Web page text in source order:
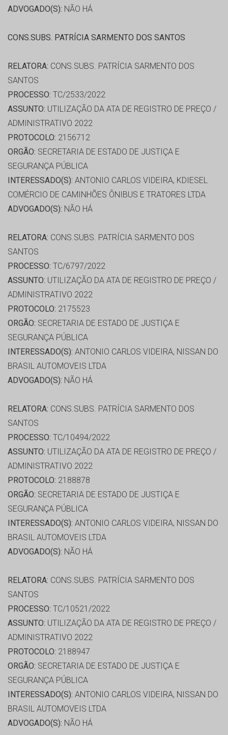
ADVOGADO(S): NÃO HÁ
CONS.SUBS. PATRÍCIA SARMENTO DOS SANTOS
RELATORA: CONS.SUBS. PATRÍCIA SARMENTO DOS
SANTOS
PROCESSO: TC/2533/2022
ASSUNTO: UTILIZAÇÃO DA ATA DE REGISTRO DE PREÇO /
ADMINISTRATIVO 2022
PROTOCOLO: 2156712
ORGÃO: SECRETARIA DE ESTADO DE JUSTIÇA E
SEGURANÇA PÚBLICA
INTERESSADO(S): ANTONIO CARLOS VIDEIRA, KDIESEL
COMÉRCIO DE CAMINHÕES ÔNIBUS E TRATORES LTDA
ADVOGADO(S): NÃO HÁ
RELATORA: CONS.SUBS. PATRÍCIA SARMENTO DOS
SANTOS
PROCESSO: TC/6797/2022
ASSUNTO: UTILIZAÇÃO DA ATA DE REGISTRO DE PREÇO /
ADMINISTRATIVO 2022
PROTOCOLO: 2175523
ORGÃO: SECRETARIA DE ESTADO DE JUSTIÇA E
SEGURANÇA PÚBLICA
INTERESSADO(S): ANTONIO CARLOS VIDEIRA, NISSAN DO
BRASIL AUTOMOVEIS LTDA
ADVOGADO(S): NÃO HÁ
RELATORA: CONS.SUBS. PATRÍCIA SARMENTO DOS
SANTOS
PROCESSO: TC/10494/2022
ASSUNTO: UTILIZAÇÃO DA ATA DE REGISTRO DE PREÇO /
ADMINISTRATIVO 2022
PROTOCOLO: 2188878
ORGÃO: SECRETARIA DE ESTADO DE JUSTIÇA E
SEGURANÇA PÚBLICA
INTERESSADO(S): ANTONIO CARLOS VIDEIRA, NISSAN DO
BRASIL AUTOMOVEIS LTDA
ADVOGADO(S): NÃO HÁ
RELATORA: CONS.SUBS. PATRÍCIA SARMENTO DOS
SANTOS
PROCESSO: TC/10521/2022
ASSUNTO: UTILIZAÇÃO DA ATA DE REGISTRO DE PREÇO /
ADMINISTRATIVO 2022
PROTOCOLO: 2188947
ORGÃO: SECRETARIA DE ESTADO DE JUSTIÇA E
SEGURANÇA PÚBLICA
INTERESSADO(S): ANTONIO CARLOS VIDEIRA, NISSAN DO
BRASIL AUTOMOVEIS LTDA
ADVOGADO(S): NÃO HÁ